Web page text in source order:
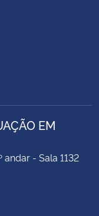
EM
andar - Sala 1132